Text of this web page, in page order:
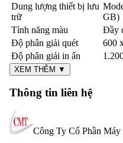
Dung lượng thiết bị lưu
trữ
GB)
Tính năng màu
Đầy
Độ phân giải quét
600
Độ phân giải in ấn
XEM THÊM ▼
Thông tin liên hệ
Công Ty Cổ Phần